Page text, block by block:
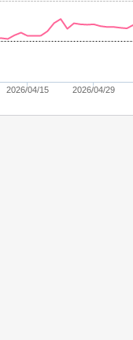
2026/04/15 2026/04/29